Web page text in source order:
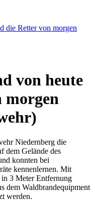
die Retter von morgen
von heute
morgen
Niedernberg die
dem Gelände des
konnten bei
kennenlernen. Mit
3 Meter Entfernung
dem Waldbrandequipment
werden.